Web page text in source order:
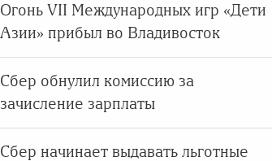
Огонь VII Международных игр «Дети
Азии» прибыл во Владивосток
Сбер обнулил комиссию за
зачисление зарплаты
Сбер начинает выдавать льготные